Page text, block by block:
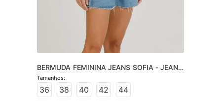
BERMUDA FEMININA JEANS SOFIA - JEANS
CLARO
36 38 40 42 44